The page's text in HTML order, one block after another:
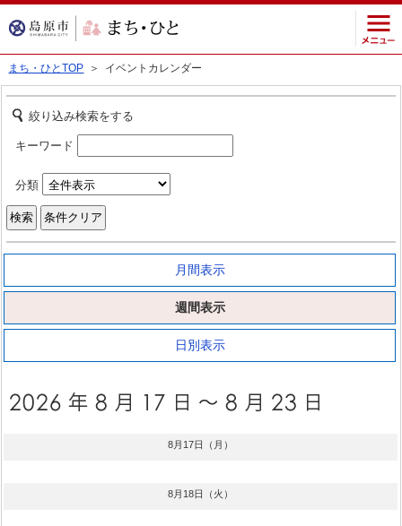
まち・ひとTOP ＞ イベントカレンダー
絞り込み検索をする
キーワード
分類
月間表示
週間表示
日別表示
8月17日（月）
8月18日（火）